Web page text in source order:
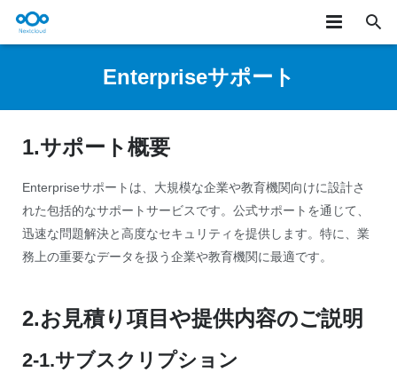
ユースケース
お知らせ/テックブログ
サービス
お問い合わせ
ONLYOFFICE
Enterpriseサポート
1.サポート概要
Enterpriseサポートは、大規模な企業や教育機関向けに設計さ
れた包括的なサポートサービスです。公式サポートを通じて、
迅速な問題解決と高度なセキュリティを提供します。特に、業
務上の重要なデータを扱う企業や教育機関に最適です。
2.お見積り項目や提供内容のご説明
2-1.サブスクリプション